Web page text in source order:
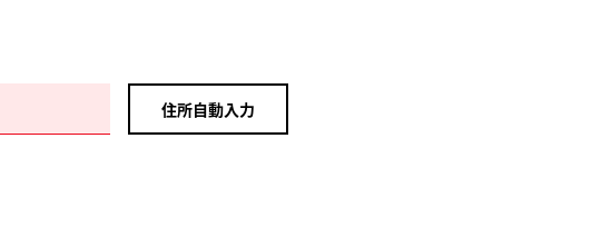
住所自動入力